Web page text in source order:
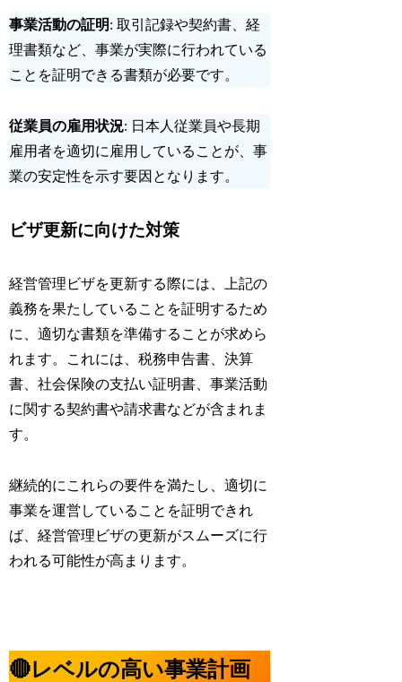
事業活動の証明: 取引記録や契約書、経
理書類など、事業が実際に行われている
ことを証明できる書類が必要です。
従業員の雇用状況: 日本人従業員や長期
雇用者を適切に雇用していることが、事
業の安定性を示す要因となります。
ビザ更新に向けた対策
経営管理ビザを更新する際には、上記の
義務を果たしていることを証明するため
に、適切な書類を準備することが求めら
れます。これには、税務申告書 、決算
書 、社会保険の支払い証明書 、事業活動
に関する契約書や請求書などが含まれま
す。
継続的にこれらの要件を満たし、適切に
事業を運営していることを証明できれ
ば、経営管理ビザの更新がスムーズに行
われる可能性が高まります。
🔴レベルの高い事業計画